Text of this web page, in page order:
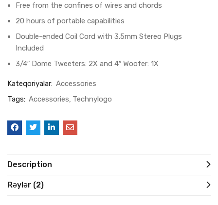
Free from the confines of wires and chords
20 hours of portable capabilities
Double-ended Coil Cord with 3.5mm Stereo Plugs
Included
3/4″ Dome Tweeters: 2X and 4″ Woofer: 1X
Kateqoriyalar: Accessories
Tags: Accessories Technylogo
Description
Rəylər (2)